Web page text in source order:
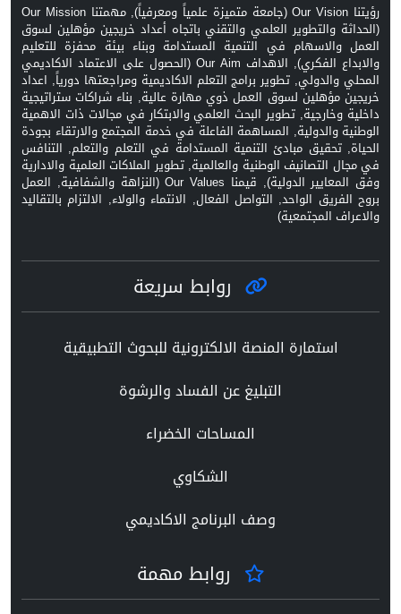
رؤيتنا Our Vision (جامعة متميزة علمياً ومعرفياً), مهمتنا Our Mission
(الحداثة والتطوير العلمي والتقني باتجاه أعداد خريجين مؤهلين لسوق
العمل والاسهام في التنمية المستدامة وبناء بيئة محفزة للتعليم
والابداع الفكري), الاهداف Our Aim (الحصول على الاعتماد الاكاديمي
المحلي والدولي, تطوير برامج التعلم الاكاديمية ومراجعتها دورياً, اعداد
خريجين مؤهلين لسوق العمل ذوي مهارة عالية, بناء شراكات ستراتيجية
داخلية وخارجية, تطوير البحث العلمي والابتكار في مجالات ذات الاهمية
الوطنية والدولية, المساهمة الفاعلة في خدمة المجتمع والارتقاء بجودة
الحياة, تحقيق مبادئ التنمية المستدامة في التعلم والتعلم, التنافس
في مجال التصانيف الوطنية والعالمية, تطوير الملاكات العلمية والادارية
وفق المعايير الدولية), قيمنا Our Values (النزاهة والشفافية, العمل
بروح الفريق الواحد, التواصل الفعال, الانتماء والولاء, الالتزام بالتقاليد
والاعراف المجتمعية)
روابط سريعة
استمارة المنصة الالكترونية للبحوث التطبيقية
التبليغ عن الفساد والرشوة
المساحات الخضراء
الشكاوي
وصف البرنامج الاكاديمي
روابط مهمة